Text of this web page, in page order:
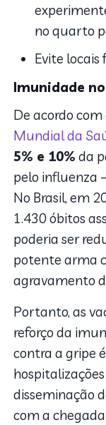
no quarto
Evite locais
Imunidade
De acordo
Mundial da
5% e 10% da
pelo influenza
No Brasil, em
1.430 óbitos
poderia ser
potente arma
agravamento
Portanto, as
reforço da
contra a gripe
disseminação
com a